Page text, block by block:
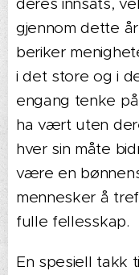
gjennom dette
beriker
i det store og i
engang tenke
ha vært uten
hver sin måte
være en
mennesker å
fulle fellesskap.
En spesiell takk